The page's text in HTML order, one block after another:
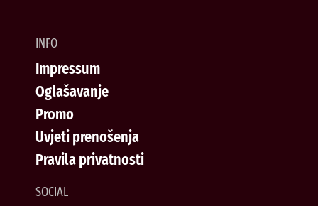
INFO
Impressum
Oglašavanje
Promo
Uvjeti prenošenja
Pravila privatnosti
SOCIAL